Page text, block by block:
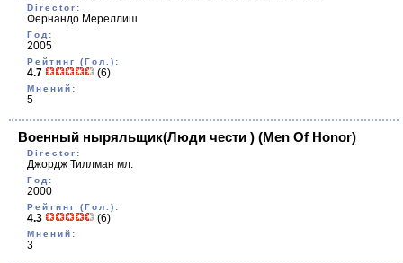
Director:
Фернандо Мереллиш
Год:
2005
Рейтинг (Гол.):
4.7 (6)
Мнений:
5
Военный ныряльщик(Люди чести ) (Men Of Honor)
Director:
Джордж Тиллман мл.
Год:
2000
Рейтинг (Гол.):
4.3 (6)
Мнений:
3